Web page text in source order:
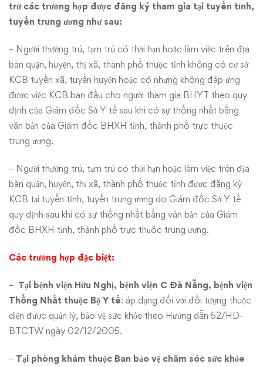
trừ các trường hợp được đăng ký tham gia tại tuyến tỉnh,
tuyến trung ương như sau:
– Người thường trú, tạm trú có thời hạn hoặc làm việc trên địa
bàn quận, huyện, thị xã, thành phố thuộc tỉnh không có cơ sở
KCB tuyến xã, tuyến huyện hoặc có nhưng không đáp ứng
được việc KCB ban đầu cho người tham gia BHYT theo quy
định của Giám đốc Sở Y tế sau khi có sự thống nhất bằng
văn bản của Giám đốc BHXH tỉnh, thành phố trực thuộc
trung ương.
– Người thường trú, tạm trú có thời hạn hoặc làm việc trên địa
bàn quận, huyện, thị xã, thành phố thuộc tỉnh được đăng ký
KCB tại tuyến tỉnh, tuyến trung ương do Giám đốc Sở Y tế
quy định sau khi có sự thống nhất bằng văn bản của Giám
đốc BHXH tỉnh, thành phố trực thụôc trung ương.
Các trường hợp đặc biệt:
– Tại bệnh viện Hữu Nghị, bệnh viện C Đà Nẵng, bệnh viện
Thống Nhất thuộc Bộ Y tế: áp dụng đối với đối tượng thuộc
diện được quản lý, bảo vệ sức khỏe theo Hướng dẫn 52/HD-
BTCTW ngày 02/12/2005.
– Tại phòng khám thuộc Ban bảo vệ chăm sóc sức khỏe